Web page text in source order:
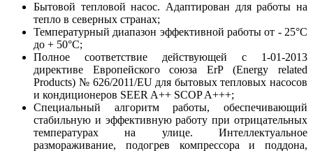
Бытовой тепловой насос. Адаптирован для работы на
тепло в северных странах;
Температурный диапазон эффективной работы от - 25°С
до + 50°С;
Полное соответствие действующей c 1-01-2013
директиве Европейского союза ErP (Energy related
Products) № 626/2011/EU для бытовых тепловых насосов
и кондиционеров SEER A++ SCOP A+++;
Специальный алгоритм работы, обеспечивающий
стабильную и эффективную работу при отрицательных
температурах на улице. Интеллектуальное
размораживание, подогрев компрессора и поддона,